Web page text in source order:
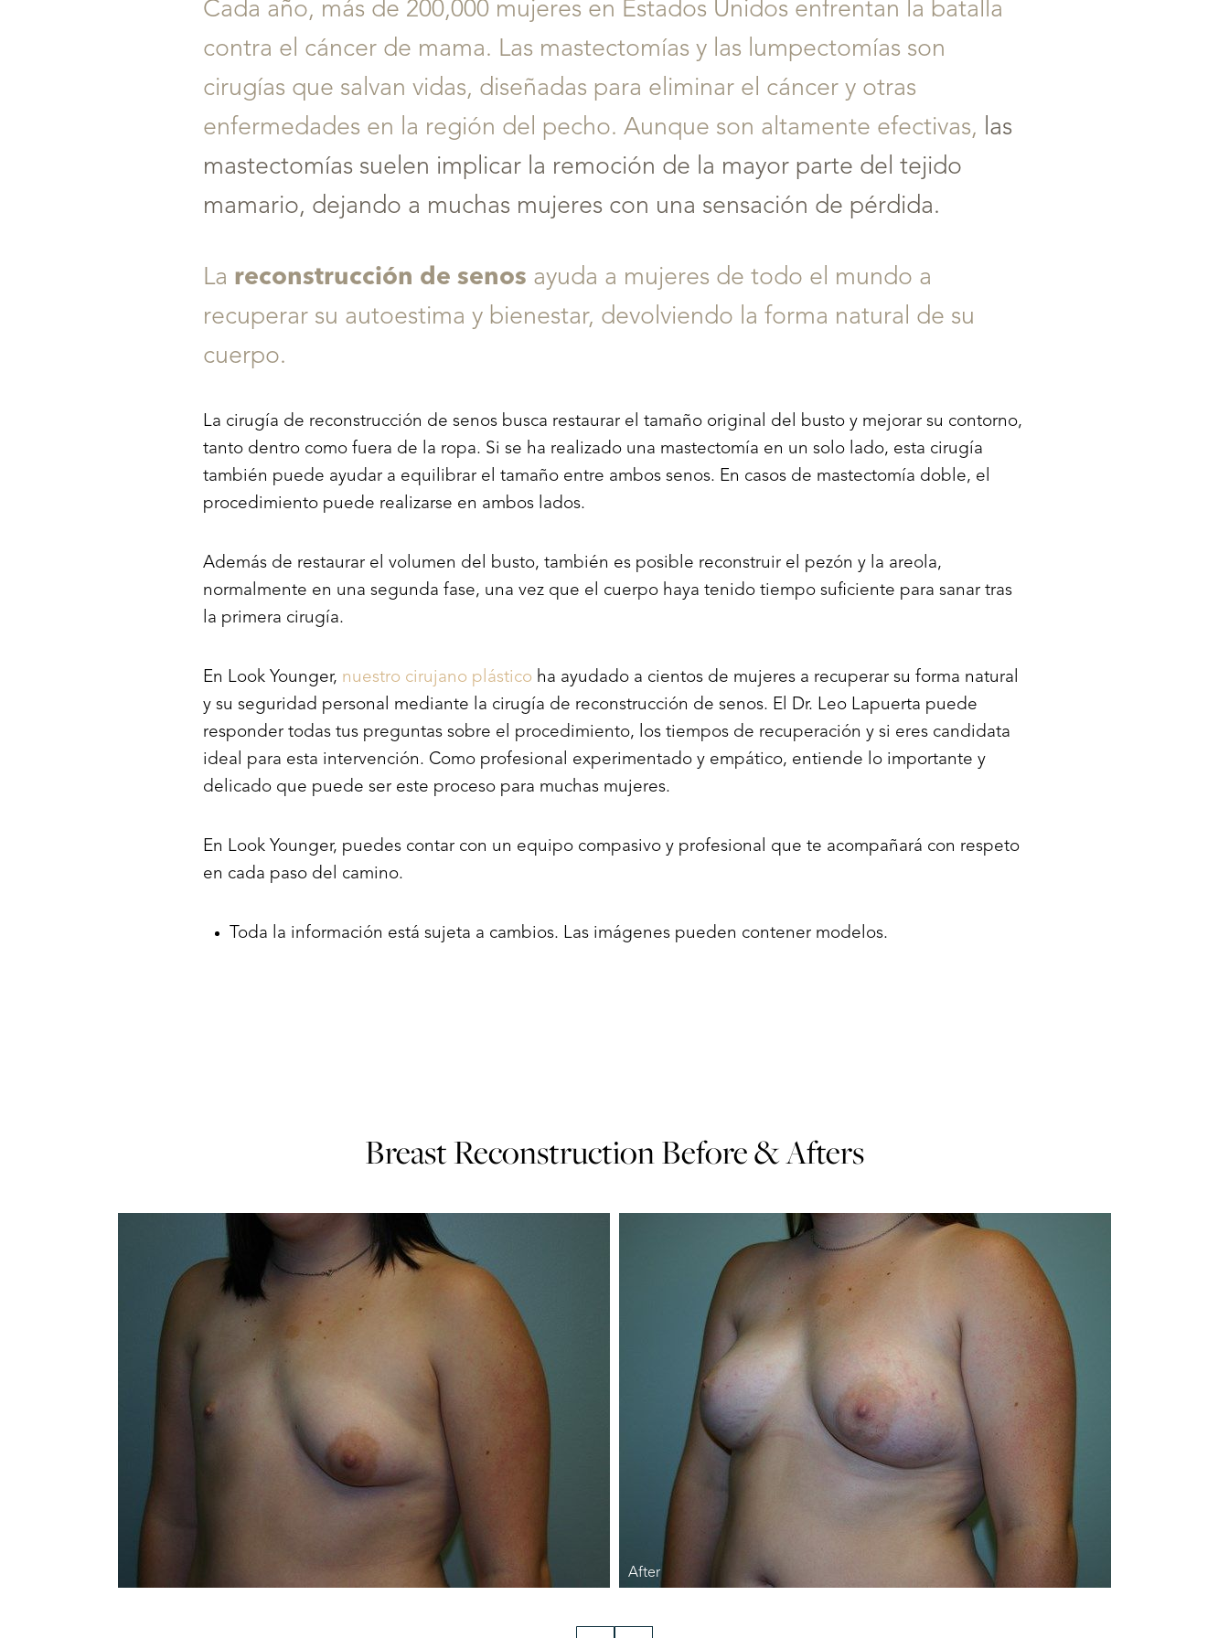
Cada año, más de 200,000 mujeres en Estados Unidos enfrentan la batalla
contra el cáncer de mama. Las mastectomías y las lumpectomías son
cirugías que salvan vidas, diseñadas para eliminar el cáncer y otras
enfermedades en la región del pecho. Aunque son altamente efectivas, las
mastectomías suelen implicar la remoción de la mayor parte del tejido
mamario, dejando a muchas mujeres con una sensación de pérdida.
La reconstrucción de senos ayuda a mujeres de todo el mundo a
recuperar su autoestima y bienestar, devolviendo la forma natural de su
cuerpo.
La cirugía de reconstrucción de senos busca restaurar el tamaño original del busto y mejorar su contorno,
tanto dentro como fuera de la ropa. Si se ha realizado una mastectomía en un solo lado, esta cirugía
también puede ayudar a equilibrar el tamaño entre ambos senos. En casos de mastectomía doble, el
procedimiento puede realizarse en ambos lados.
Además de restaurar el volumen del busto, también es posible reconstruir el pezón y la areola,
normalmente en una segunda fase, una vez que el cuerpo haya tenido tiempo suficiente para sanar tras
la primera cirugía.
En Look Younger, nuestro cirujano plástico ha ayudado a cientos de mujeres a recuperar su forma natural
y su seguridad personal mediante la cirugía de reconstrucción de senos. El Dr. Leo Lapuerta puede
responder todas tus preguntas sobre el procedimiento, los tiempos de recuperación y si eres candidata
ideal para esta intervención. Como profesional experimentado y empático, entiende lo importante y
delicado que puede ser este proceso para muchas mujeres.
En Look Younger, puedes contar con un equipo compasivo y profesional que te acompañará con respeto
en cada paso del camino.
Toda la información está sujeta a cambios. Las imágenes pueden contener modelos.
Breast ReconstructionBefore & Afters
↔
Text Spacing